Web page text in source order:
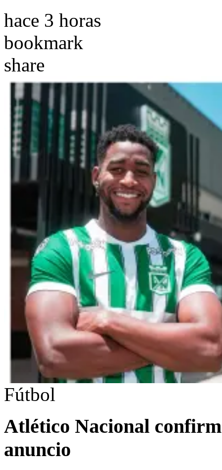
hace 3 horas
bookmark
share
Fútbol
Atlético Nacional
anuncio